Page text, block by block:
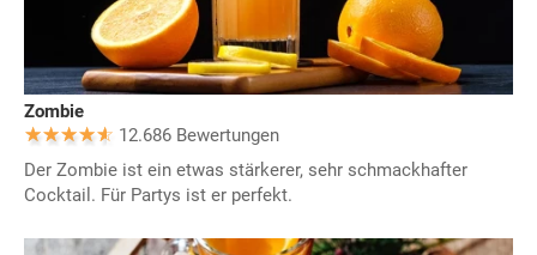
Zombie
12.686 Bewertungen
Der Zombie ist ein etwas stärkerer, sehr schmackhafter
Cocktail. Für Partys ist er perfekt.